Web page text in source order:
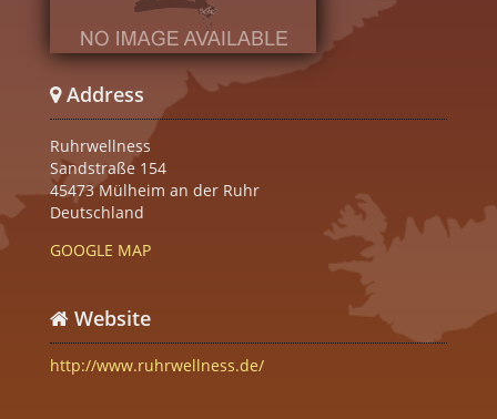
Address
Ruhrwellness
Sandstraße 154
45473 Mülheim an der Ruhr
Deutschland
GOOGLE MAP
Website
http://www.ruhrwellness.de/